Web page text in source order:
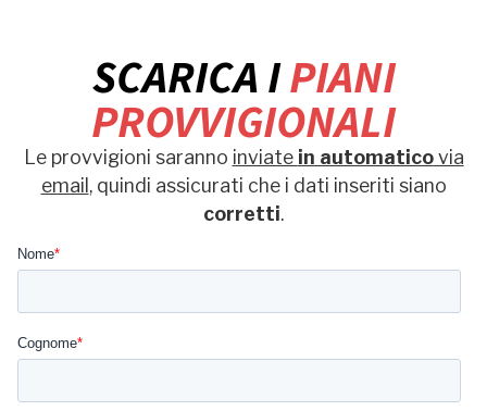
SCARICA IPIANI
PROVVIGIONALI
Le provvigioni saranno inviate in automaticovia
email, quindi assicurati che i dati inseriti siano
corretti.